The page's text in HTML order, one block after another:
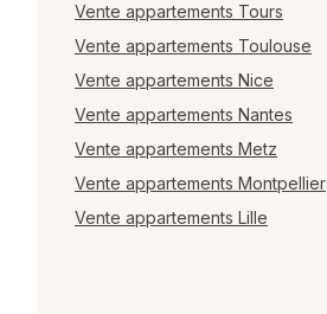
Vente appartements Tours
Vente appartements Toulouse
Vente appartements Nice
Vente appartements Nantes
Vente appartements Metz
Vente appartements Montpellier
Vente appartements Lille